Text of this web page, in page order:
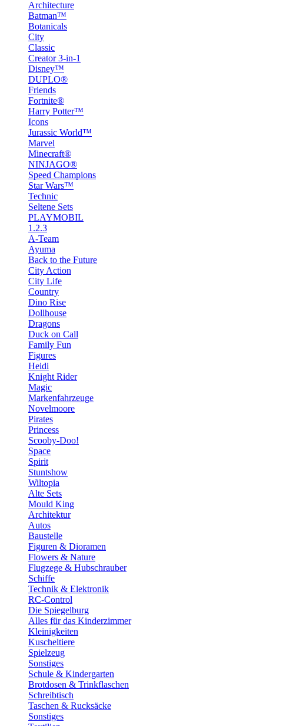
Architecture
Batman™
Botanicals
City
Classic
Creator 3-in-1
Disney™
DUPLO®
Friends
Fortnite®
Harry Potter™
Icons
Jurassic World™
Marvel
Minecraft®
NINJAGO®
Speed Champions
Star Wars™
Technic
Seltene Sets
PLAYMOBIL
1.2.3
A-Team
Ayuma
Back to the Future
City Action
City Life
Country
Dino Rise
Dollhouse
Dragons
Duck on Call
Family Fun
Figures
Heidi
Knight Rider
Magic
Markenfahrzeuge
Novelmoore
Pirates
Princess
Scooby-Doo!
Space
Spirit
Stuntshow
Wiltopia
Alte Sets
Mould King
Architektur
Autos
Baustelle
Figuren & Dioramen
Flowers & Nature
Flugzege & Hubschrauber
Schiffe
Technik & Elektronik
RC-Control
Die Spiegelburg
Alles für das Kinderzimmer
Kleinigkeiten
Kuscheltiere
Spielzeug
Sonstiges
Schule & Kindergarten
Brotdosen & Trinkflaschen
Schreibtisch
Taschen & Rucksäcke
Sonstiges